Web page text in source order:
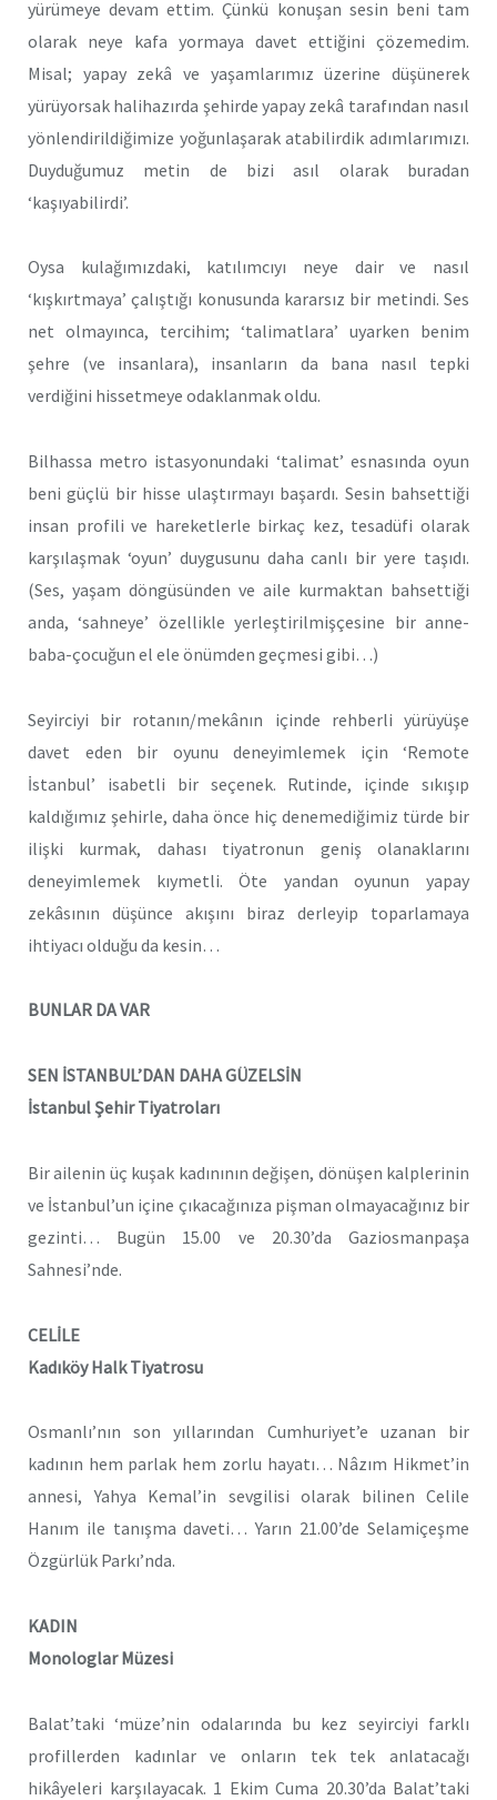
yürümeye devam ettim. Çünkü konuşan sesin beni tam
olarak neye kafa yormaya davet ettiğini çözemedim.
Misal; yapay zekâ ve yaşamlarımız üzerine düşünerek
yürüyorsak halihazırda şehirde yapay zekâ tarafından nasıl
yönlendirildiğimize yoğunlaşarak atabilirdik adımlarımızı.
Duyduğumuz metin de bizi asıl olarak buradan
‘kaşıyabilirdi’.
Oysa kulağımızdaki, katılımcıyı neye dair ve nasıl
‘kışkırtmaya’ çalıştığı konusunda kararsız bir metindi. Ses
net olmayınca, tercihim; ‘talimatlara’ uyarken benim
şehre (ve insanlara), insanların da bana nasıl tepki
verdiğini hissetmeye odaklanmak oldu.
Bilhassa metro istasyonundaki ‘talimat’ esnasında oyun
beni güçlü bir hisse ulaştırmayı başardı. Sesin bahsettiği
insan profili ve hareketlerle birkaç kez, tesadüfi olarak
karşılaşmak ‘oyun’ duygusunu daha canlı bir yere taşıdı.
(Ses, yaşam döngüsünden ve aile kurmaktan bahsettiği
anda, ‘sahneye’ özellikle yerleştirilmişçesine bir anne-
baba-çocuğun el ele önümden geçmesi gibi…)
Seyirciyi bir rotanın/mekânın içinde rehberli yürüyüşe
davet eden bir oyunu deneyimlemek için ‘Remote
İstanbul’ isabetli bir seçenek. Rutinde, içinde sıkışıp
kaldığımız şehirle, daha önce hiç denemediğimiz türde bir
ilişki kurmak, dahası tiyatronun geniş olanaklarını
deneyimlemek kıymetli. Öte yandan oyunun yapay
zekâsının düşünce akışını biraz derleyip toparlamaya
ihtiyacı olduğu da kesin…
BUNLAR DA VAR
SEN İSTANBUL’DAN DAHA GÜZELSİN
İstanbul Şehir Tiyatroları
Bir ailenin üç kuşak kadınının değişen, dönüşen kalplerinin
ve İstanbul’un içine çıkacağınıza pişman olmayacağınız bir
gezinti… Bugün 15.00 ve 20.30’da Gaziosmanpaşa
Sahnesi’nde.
CELİLE
Kadıköy Halk Tiyatrosu
Osmanlı’nın son yıllarından Cumhuriyet’e uzanan bir
kadının hem parlak hem zorlu hayatı… Nâzım Hikmet’in
annesi, Yahya Kemal’in sevgilisi olarak bilinen Celile
Hanım ile tanışma daveti… Yarın 21.00’de Selamiçeşme
Özgürlük Parkı’nda.
KADIN
Monologlar Müzesi
Balat’taki ‘müze’nin odalarında bu kez seyirciyi farklı
profillerden kadınlar ve onların tek tek anlatacağı
hikâyeleri karşılayacak. 1 Ekim Cuma 20.30’da Balat’taki